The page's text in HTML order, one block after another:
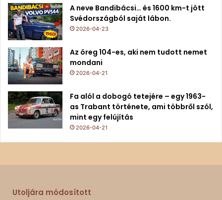
A neve Bandibácsi… és 1600 km-t jött
Svédországból saját lábon.
2026-04-23
Az öreg 104-es, aki nem tudott nemet
mondani
2026-04-21
Fa alól a dobogó tetejére – egy 1963-
as Trabant története, ami többről szól,
mint egy felújítás
2026-04-21
Utoljára módosított